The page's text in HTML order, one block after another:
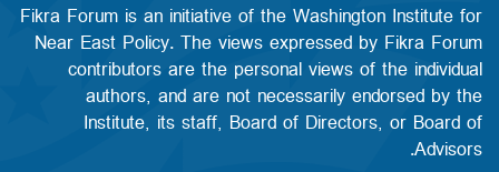
Fikra Forum is an initiative of the Washington Institute for
Near East Policy. The views expressed by Fikra Forum
contributors are the personal views of the individual
authors, and are not necessarily endorsed by the
Institute, its staff, Board of Directors, or Board of
Advisors.​​